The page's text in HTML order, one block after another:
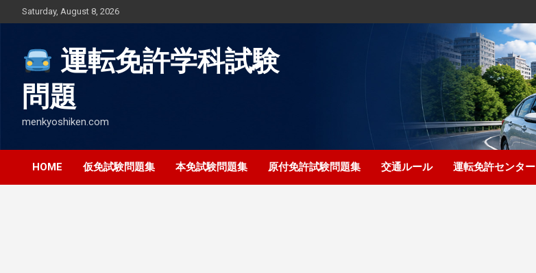
to
Saturday, August 8, 2026
運転免許学科試験
問題
menkyoshiken.com
HOME 仮免試験問題集 本免試験問題集 原付免許試験問題集 交通ルール 運転免許センター